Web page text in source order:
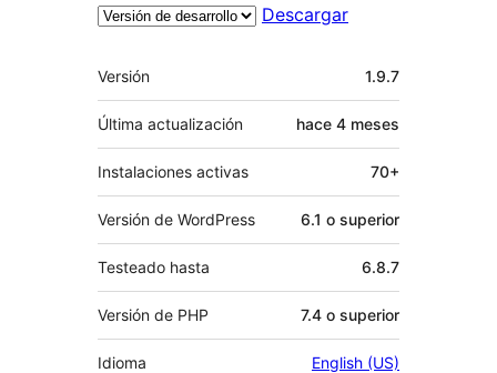
Descargar
Meta
Versión 1.9.7
Última actualización hace 4 meses
Instalaciones activas 70+
Versión de WordPress 6.1 o superior
Testeado hasta 6.8.7
Versión de PHP 7.4 o superior
Idioma English (US)